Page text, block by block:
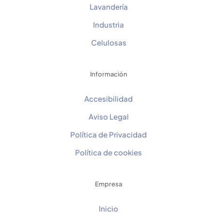
Lavandería
Industria
Celulosas
Información
Accesibilidad
Aviso Legal
Política de Privacidad
Política de cookies
Empresa
Inicio